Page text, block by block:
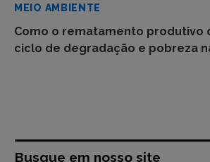
MEIO AMBIENTE
Como o rematamento produtivo
ciclo de degradação e pobreza
Busque em nosso site